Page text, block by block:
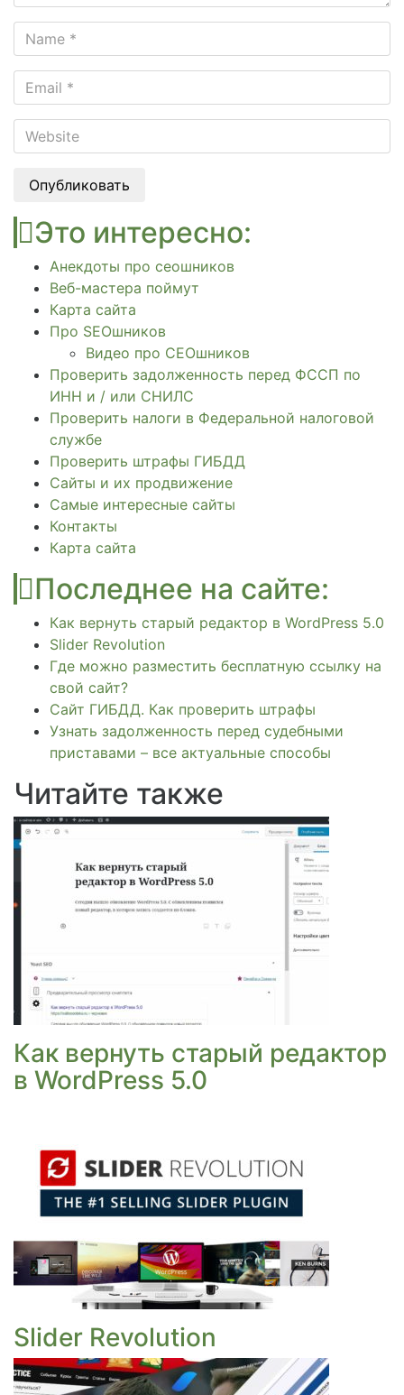
Опубликовать
Это интересно:
Анекдоты про сеошников
Веб-мастера поймут
Карта сайта
Про SEOшников
Видео про СЕОшников
Проверить задолженность перед ФССП по
ИНН и / или СНИЛС
Проверить налоги в Федеральной налоговой
службе
Проверить штрафы ГИБДД
Сайты и их продвижение
Самые интересные сайты
Контакты
Карта сайта
Последнее на сайте:
Как вернуть старый редактор в WordPress 5.0
Slider Revolution
Где можно разместить бесплатную ссылку на
свой сайт?
Сайт ГИБДД. Как проверить штрафы
Узнать задолженность перед судебными
приставами – все актуальные способы
Читайте также
Как вернуть старый редактор
в WordPress 5.0
Slider Revolution